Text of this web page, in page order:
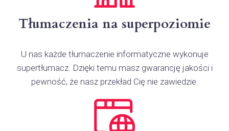
Tłumaczenia na superpoziomie
U nas każde tłumaczenie informatyczne wykonuje
supertłumacz. Dzięki temu masz gwarancję jakości i
pewność, że nasz przekład Cię nie zawiedzie.